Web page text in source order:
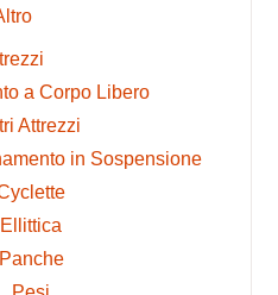
a Corpo Libero
Attrezzi
in Sospensione
Ellittica
Panche